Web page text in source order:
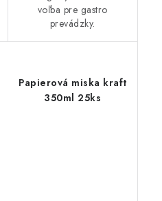
voľba pre gastro
prevádzky.
Papierová miska kraft
350ml 25ks